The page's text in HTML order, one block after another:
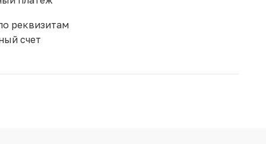
реквизитам
счет